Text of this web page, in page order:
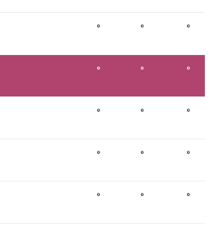
۰ ۰ ۰
۰ ۰ ۰
۰ ۰ ۰
۰ ۰ ۰
۰ ۰ ۰